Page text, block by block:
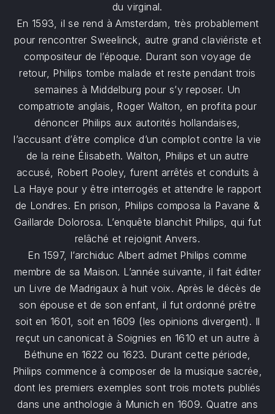
du virginal.
En 1593, il se rend à Amsterdam, très probablement
pour rencontrer Sweelinck, autre grand claviériste et
compositeur de l’époque. Durant son voyage de
retour, Philips tombe malade et reste pendant trois
semaines à Middelburg pour s’y reposer. Un
compatriote anglais, Roger Walton, en profita pour
dénoncer Philips aux autorités hollandaises,
l’accusant d’être complice d’un complot contre la vie
de la reine Élisabeth. Walton, Philips et un autre
accusé, Robert Pooley, furent arrêtés et conduits à
La Haye pour y être interrogés et attendre le rapport
de Londres. En prison, Philips composa la Pavane &
Gaillarde Dolorosa. L’enquête blanchit Philips, qui fut
relâché et rejoignit Anvers.
En 1597, l’archiduc Albert admet Philips comme
membre de sa Maison. L’année suivante, il fait éditer
un Livre de Madrigaux à huit voix. Après le décès de
son épouse et de son enfant, il fut ordonné prêtre
soit en 1601, soit en 1609 (les opinions divergent). Il
reçut un canonicat à Soignies en 1610 et un autre à
Béthune en 1622 ou 1623. Durant cette période,
Philips commence à composer de la musique sacrée,
dont les premiers exemples sont trois motets publiés
dans une anthologie à Munich en 1609. Quatre ans